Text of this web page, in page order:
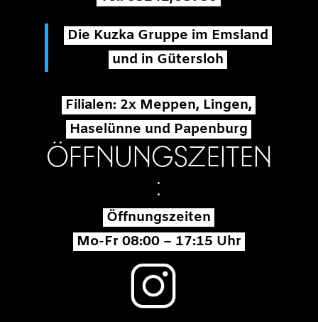
Die Kuzka Gruppe im Emsland
und in Gütersloh
Filialen: 2x Meppen, Lingen,
Haselünne und Papenburg
ÖFFNUNGSZEITEN
:
Öffnungszeiten
Mo-Fr 08:00 – 17:15 Uhr